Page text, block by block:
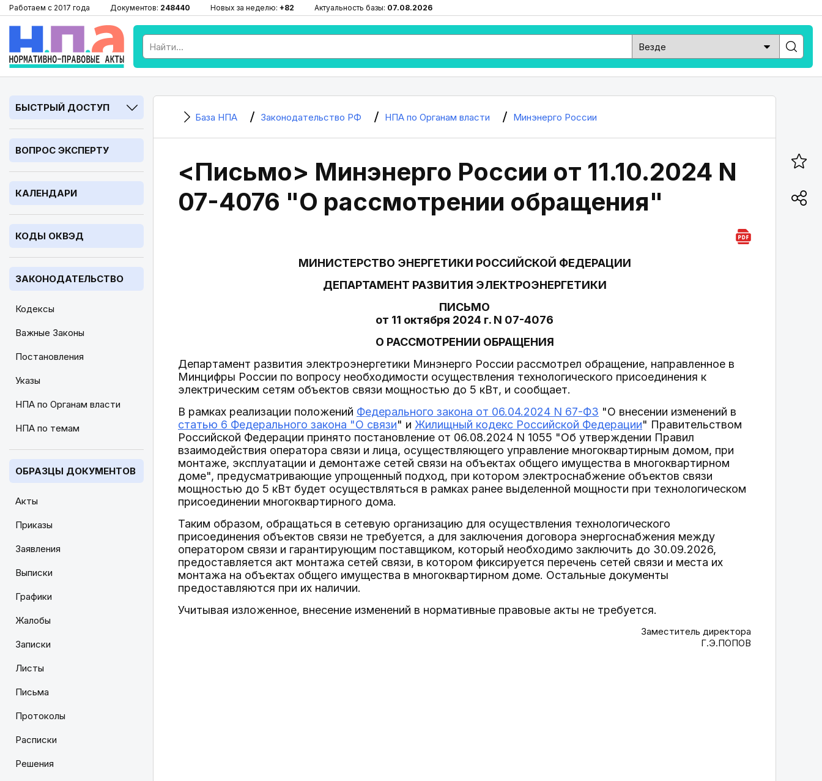
Работаем с 2017 года Документов: 248440 Новых за неделю: +82 Актуальность базы: 07.08.2026
БЫСТРЫЙ ДОСТУП
ВОПРОС ЭКСПЕРТУ
КАЛЕНДАРИ
КОДЫ ОКВЭД
ЗАКОНОДАТЕЛЬСТВО
Кодексы
Важные Законы
Постановления
Указы
НПА по Органам власти
НПА по темам
ОБРАЗЦЫ ДОКУМЕНТОВ
Акты
Приказы
Заявления
Выписки
Графики
Жалобы
Записки
Листы
Письма
Протоколы
Расписки
Решения
База НПА Законодательство РФ НПА по Органам власти Минэнерго России
<Письмо> Минэнерго России от 11.10.2024 N
07-4076 "О рассмотрении обращения"
МИНИСТЕРСТВО ЭНЕРГЕТИКИ РОССИЙСКОЙ ФЕДЕРАЦИИ
ДЕПАРТАМЕНТ РАЗВИТИЯ ЭЛЕКТРОЭНЕРГЕТИКИ
ПИСЬМО
от 11 октября 2024 г. N 07-4076
О РАССМОТРЕНИИ ОБРАЩЕНИЯ
Департамент развития электроэнергетики Минэнерго России рассмотрел обращение, направленное в
Минцифры России по вопросу необходимости осуществления технологического присоединения к
электрическим сетям объектов связи мощностью до 5 кВт, и сообщает.
В рамках реализации положений Федерального закона от 06.04.2024 N 67-ФЗ "О внесении изменений в
статью 6 Федерального закона "О связи" и Жилищный кодекс Российской Федерации" Правительством
Российской Федерации принято постановление от 06.08.2024 N 1055 "Об утверждении Правил
взаимодействия оператора связи и лица, осуществляющего управление многоквартирным домом, при
монтаже, эксплуатации и демонтаже сетей связи на объектах общего имущества в многоквартирном
доме", предусматривающие упрощенный подход, при котором электроснабжение объектов связи
мощностью до 5 кВт будет осуществляться в рамках ранее выделенной мощности при технологическом
присоединении многоквартирного дома.
Таким образом, обращаться в сетевую организацию для осуществления технологического
присоединения объектов связи не требуется, а для заключения договора энергоснабжения между
оператором связи и гарантирующим поставщиком, который необходимо заключить до 30.09.2026,
предоставляется акт монтажа сетей связи, в котором фиксируется перечень сетей связи и места их
монтажа на объектах общего имущества в многоквартирном доме. Остальные документы
предоставляются при их наличии.
Учитывая изложенное, внесение изменений в нормативные правовые акты не требуется.
Заместитель директора
Г.Э.ПОПОВ